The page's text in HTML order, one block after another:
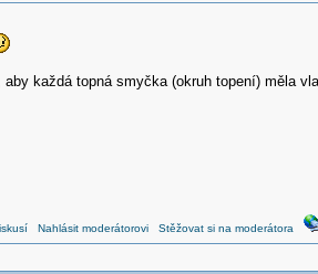
každá topná smyčka (okruh topení) měla
Nahlásit moderátorovi Stěžovat si na moderátora